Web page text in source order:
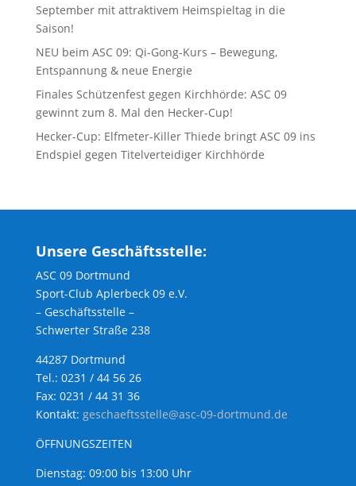
September mit attraktivem Heimspieltag in die
Saison!
NEU beim ASC 09: Qi-Gong-Kurs – Bewegung,
Entspannung & neue Energie
Finales Schützenfest gegen Kirchhörde: ASC 09
gewinnt zum 8. Mal den Hecker-Cup!
Hecker-Cup: Elfmeter-Killer Thiede bringt ASC 09 ins
Endspiel gegen Titelverteidiger Kirchhörde
Unsere Geschäftsstelle:
ASC 09 Dortmund
Sport-Club Aplerbeck 09 e.V.
– Geschäftsstelle –
Schwerter Straße 238
44287 Dortmund
Tel.: 0231 / 44 56 26
Fax: 0231 / 44 31 36
Kontakt: geschaeftsstelle@asc-09-dortmund.de
ÖFFNUNGSZEITEN
Dienstag: 09:00 bis 13:00 Uhr